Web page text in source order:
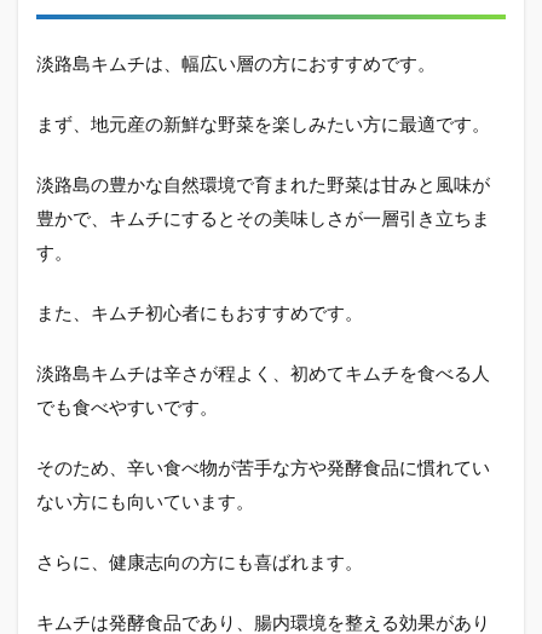
淡路島キムチは、幅広い層の方におすすめです。
まず、地元産の新鮮な野菜を楽しみたい方に最適です。
淡路島の豊かな自然環境で育まれた野菜は甘みと風味が
豊かで、キムチにするとその美味しさが一層引き立ちま
す。
また、キムチ初心者にもおすすめです。
淡路島キムチは辛さが程よく、初めてキムチを食べる人
でも食べやすいです。
そのため、辛い食べ物が苦手な方や発酵食品に慣れてい
ない方にも向いています。
さらに、健康志向の方にも喜ばれます。
キムチは発酵食品であり、腸内環境を整える効果があり